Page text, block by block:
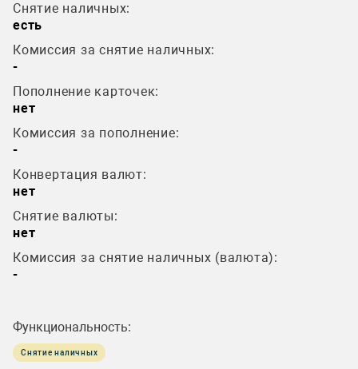
Снятие наличных:
есть
Комиссия за снятие наличных:
-
Пополнение карточек:
нет
Комиссия за пополнение:
-
Конвертация валют:
нет
Снятие валюты:
нет
Комиссия за снятие наличных (валюта):
-
Функциональность:
Снятие наличных